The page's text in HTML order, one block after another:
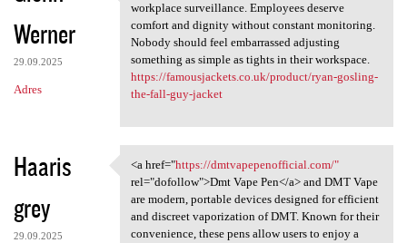
Werner
29.09.2025
Adres
workplace surveillance. Employees deserve
comfort and dignity without constant monitoring.
Nobody should feel embarrassed adjusting
something as simple as tights in their workspace.
https://famousjackets.co.uk/product/ryan-gosling-
the-fall-guy-jacket
Haaris
grey
29.09.2025
<a href="https:/
<a href="https://dmtvapepenofficial.com/"
rel="dofollow">Dmt Vape Pen</a> and DMT Vape
are modern, portable devices designed for efficient
and discreet vaporization of DMT. Known for their
convenience, these pens allow users to enjoy a